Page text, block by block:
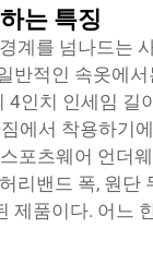
는 특징
계를 넘나드는
반적인 속옷에
인치 인세임 길
에서 착용하기
스포츠웨어 언더
리밴드 폭, 원단
제품이다. 어느